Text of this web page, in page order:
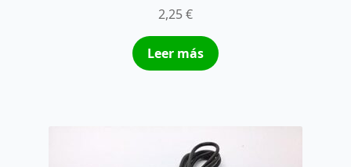
2,25€
Leer más